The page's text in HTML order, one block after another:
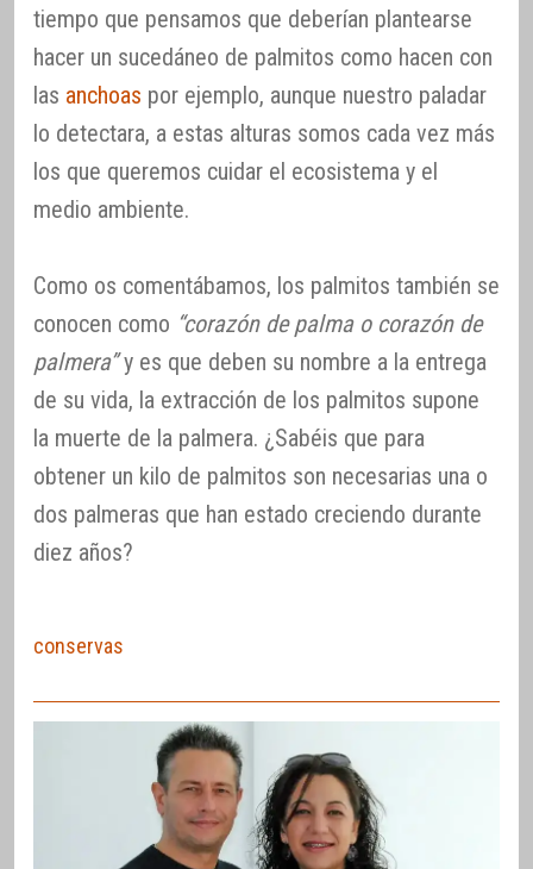
tiempo que pensamos que deberían plantearse
hacer un sucedáneo de palmitos como hacen con
las anchoas por ejemplo, aunque nuestro paladar
lo detectara, a estas alturas somos cada vez más
los que queremos cuidar el ecosistema y el
medio ambiente.
Como os comentábamos, los palmitos también se
conocen como “corazón de palma o corazón de
palmera”y es que deben su nombre a la entrega
de su vida, la extracción de los palmitos supone
la muerte de la palmera. ¿Sabéis que para
obtener un kilo de palmitos son necesarias una o
dos palmeras que han estado creciendo durante
diez años?
conservas